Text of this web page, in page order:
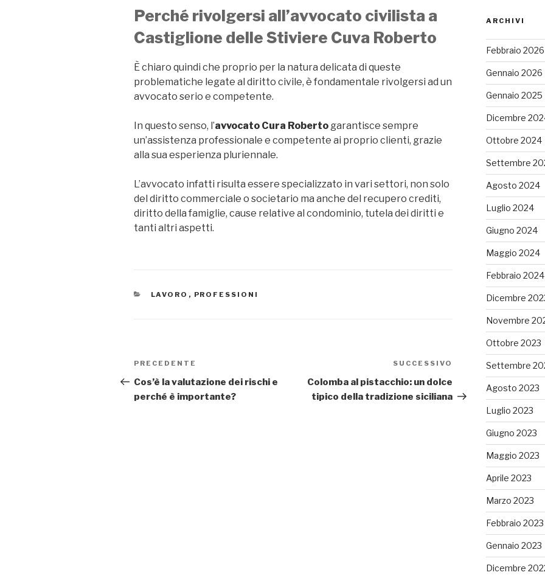
Perché rivolgersi all’avvocato civilista a
Castiglione delle Stiviere Cuva Roberto
È chiaro quindi che proprio per la natura delicata di queste
problematiche legate al diritto civile, è fondamentale rivolgersi ad un
avvocato serio e competente.
In questo senso, l’avvocato Cura Roberto garantisce sempre
un’assistenza professionale e competente ai proprio clienti, grazie
alla sua esperienza pluriennale.
L’avvocato infatti risulta essere specializzato in vari settori, non solo
del diritto commerciale o societario ma anche del recupero crediti,
diritto della famiglie, cause relative al condominio, tutela dei diritti e
tanti altri aspetti.
CATEGORIE
LAVORO , PROFESSIONI
Navigazione
articoli
Articolo
precedente:
PRECEDENTE
Cos’è la valutazione dei rischi e
perché è importante?
Articolo
successivo
SUCCESSIVO
Colomba al pistacchio: un dolce
tipico della tradizione siciliana
ARCHIVI
Febbraio 2026
Gennaio 2026
Gennaio 2025
Dicembre
Ottobre 2024
Settembre
Agosto 2024
Luglio 2024
Giugno 2024
Maggio 2024
Febbraio 2024
Dicembre
Novembre
Ottobre 2023
Settembre
Agosto 2023
Luglio 2023
Giugno 2023
Maggio 2023
Aprile 2023
Marzo 2023
Febbraio 2023
Gennaio 2023
Dicembre